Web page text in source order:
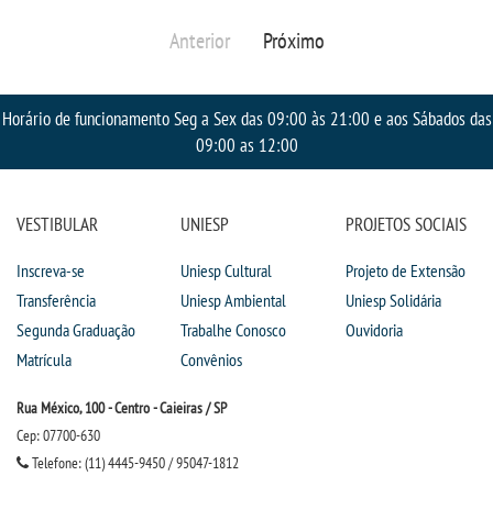
Anterior Próximo
Horário de funcionamento Seg a Sex das 09:00 às 21:00 e aos Sábados das
09:00 as 12:00
VESTIBULAR
Inscreva-se
Transferência
Segunda Graduação
Matrícula
UNIESP
Uniesp Cultural
Uniesp Ambiental
Trabalhe Conosco
Convênios
PROJETOS SOCIAIS
Projeto de Extensão
Uniesp Solidária
Ouvidoria
Rua México, 100 - Centro - Caieiras / SP
Cep: 07700-630
Telefone: (11) 4445-9450 / 95047-1812